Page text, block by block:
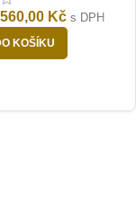
560,00 Kč s DPH
KOŠÍKU